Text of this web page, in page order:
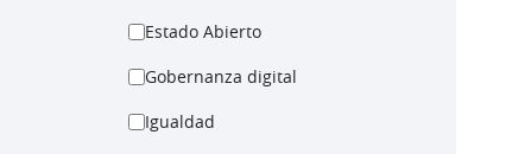
Estado Abierto
Gobernanza digital
Igualdad